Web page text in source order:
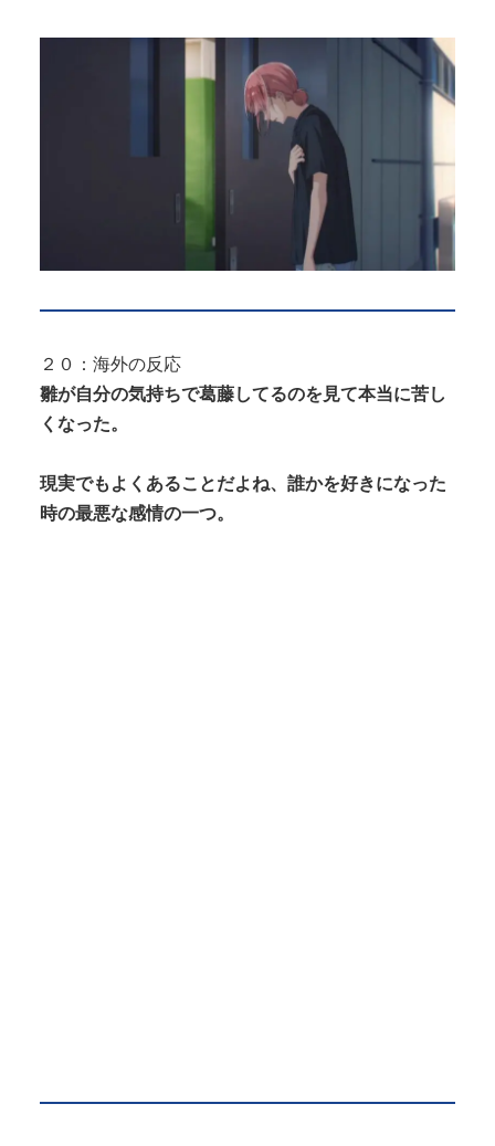
２０：海外の反応
雛が自分の気持ちで葛藤してるのを見て本当に苦し
くなった。
現実でもよくあることだよね、誰かを好きになった
時の最悪な感情の一つ。